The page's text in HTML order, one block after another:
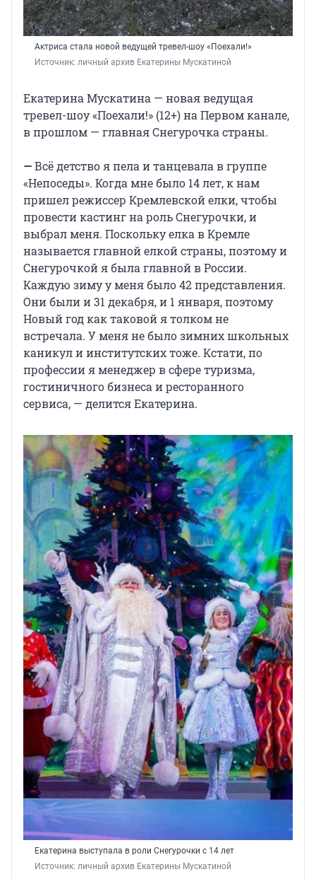
Актриса стала новой ведущей тревел-шоу «Поехали!»
Источник: личный архив Екатерины Мускатиной
Екатерина Мускатина — новая ведущая
тревел-шоу «Поехали!» (12+) на Первом канале,
в прошлом — главная Снегурочка страны.
—Всё детство я пела и танцевала в группе
«Непоседы». Когда мне было 14 лет, к нам
пришел режиссер Кремлевской елки, чтобы
провести кастинг на роль Снегурочки, и
выбрал меня. Поскольку елка в Кремле
называется главной елкой страны, поэтому и
Снегурочкой я была главной в России.
Каждую зиму у меня было 42 представления.
Они были и 31 декабря, и 1 января, поэтому
Новый год как таковой я толком не
встречала. У меня не было зимних школьных
каникул и институтских тоже. Кстати, по
профессии я менеджер в сфере туризма,
гостиничного бизнеса и ресторанного
сервиса, — делится Екатерина.
Екатерина выступала в роли Снегурочки с 14 лет
Источник: личный архив Екатерины Мускатиной